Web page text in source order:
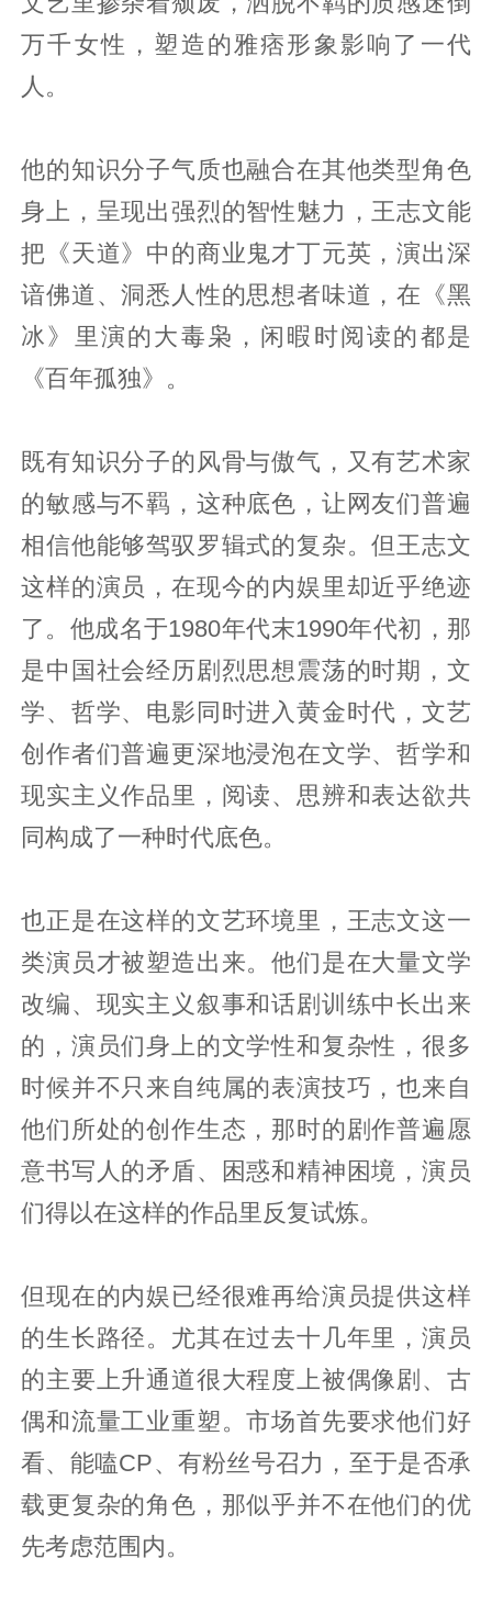
万千女性，塑造的雅痞形象影响了一代
人。
他的知识分子气质也融合在其他类型角色
身上，呈现出强烈的智性魅力，王志文能
把《天道》中的商业鬼才丁元英，演出深
谙佛道、洞悉人性的思想者味道，在《黑
冰》里演的大毒枭，闲暇时阅读的都是
《百年孤独》。
既有知识分子的风骨与傲气，又有艺术家
的敏感与不羁，这种底色，让网友们普遍
相信他能够驾驭罗辑式的复杂。但王志文
这样的演员，在现今的内娱里却近乎绝迹
了。他成名于1980年代末1990年代初，那
是中国社会经历剧烈思想震荡的时期，文
学、哲学、电影同时进入黄金时代，文艺
创作者们普遍更深地浸泡在文学、哲学和
现实主义作品里，阅读、思辨和表达欲共
同构成了一种时代底色。
也正是在这样的文艺环境里，王志文这一
类演员才被塑造出来。他们是在大量文学
改编、现实主义叙事和话剧训练中长出来
的，演员们身上的文学性和复杂性，很多
时候并不只来自纯属的表演技巧，也来自
他们所处的创作生态，那时的剧作普遍愿
意书写人的矛盾、困惑和精神困境，演员
们得以在这样的作品里反复试炼。
但现在的内娱已经很难再给演员提供这样
的生长路径。尤其在过去十几年里，演员
的主要上升通道很大程度上被偶像剧、古
偶和流量工业重塑。市场首先要求他们好
看、能嗑CP、有粉丝号召力，至于是否承
载更复杂的角色，那似乎并不在他们的优
先考虑范围内。